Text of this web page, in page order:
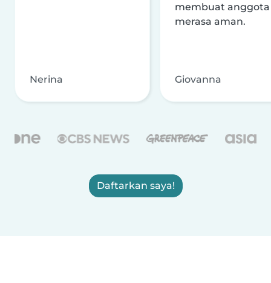
Nerina
membuat anggota
merasa aman.
Giovanna
Daftarkan saya!